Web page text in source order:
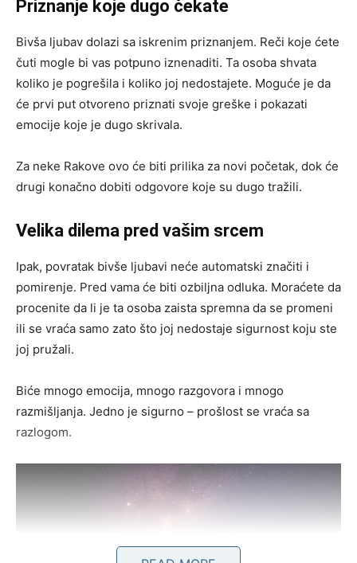
Priznanje koje dugo čekate
Bivša ljubav dolazi sa iskrenim priznanjem. Reči koje ćete
čuti mogle bi vas potpuno iznenaditi. Ta osoba shvata
koliko je pogrešila i koliko joj nedostajete. Moguće je da
će prvi put otvoreno priznati svoje greške i pokazati
emocije koje je dugo skrivala.
Za neke Rakove ovo će biti prilika za novi početak, dok će
drugi konačno dobiti odgovore koje su dugo tražili.
Velika dilema pred vašim srcem
Ipak, povratak bivše ljubavi neće automatski značiti i
pomirenje. Pred vama će biti ozbiljna odluka. Moraćete da
procenite da li je ta osoba zaista spremna da se promeni
ili se vraća samo zato što joj nedostaje sigurnost koju ste
joj pružali.
Biće mnogo emocija, mnogo razgovora i mnogo
razmišljanja. Jedno je sigurno – prošlost se vraća sa
razlogom.